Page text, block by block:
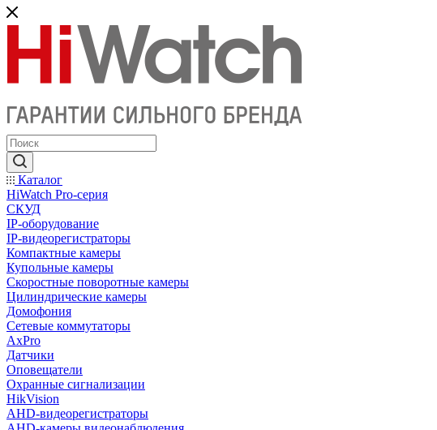
Каталог
HiWatch Pro-серия
CКУД
IP-оборудование
IP-видеорегистраторы
Компактные камеры
Купольные камеры
Скоростные поворотные камеры
Цилиндрические камеры
Домофония
Сетевые коммутаторы
AxPro
Датчики
Оповещатели
Охранные сигнализации
HikVision
AHD-видеорегистраторы